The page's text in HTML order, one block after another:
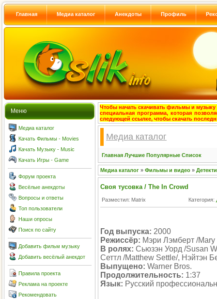
Главная Медиа каталог Анекдоты Профиль
Меню
Медиа каталог
Качать Фильмы - Movies
Качать Музыку - Music
Качать Игры - Game
Форум проекта
Весёлые анекдоты
Вопросы и ответы
Топ пользователи
Наши опросы
Поиск по сайту
Добавить фильм музыку
Добавить весёлый анекдот
Правила проекта
Реклама на проекте
Рекомендовать
Чтобы начать скачивать фильмы и музыку
специальная программа, которая
следующей ссылке, чтобы скачать
Медиа каталог
Главная Лучшие Популярные Список
Медиа каталог » Фильмы и видео »
Своя тусовка / The In Crowd
Разместил: Matrix Категория:
Год выпуска: 2000
Режиссёр: Мэри Лэмберт /Mary
В ролях: Сьюзэн Уорд /Susan
Сеттл /Matthew Settle/, Нэйтэн
Выпущено: Warner Bros.
Продолжительность: 1:37
Язык: Русский